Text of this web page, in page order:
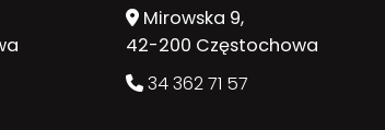
Mirowska 9,
42-200 Częstochowa
34 362 71 57